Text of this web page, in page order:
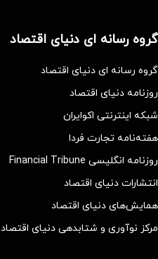
گروه رسانه ای دنیای اقتصاد
گروه رسانه ای دنیای اقتصاد
روزنامه دنیای اقتصاد
شبکه اینترنتی اکوایران
هفته‌نامه تجارت فردا
روزنامه انگلیسی Financial Tribune
انتشارات دنیای اقتصاد
همایش‌های دنیای اقتصاد
مرکز نوآوری و شتابدهی دنیای اقتصاد